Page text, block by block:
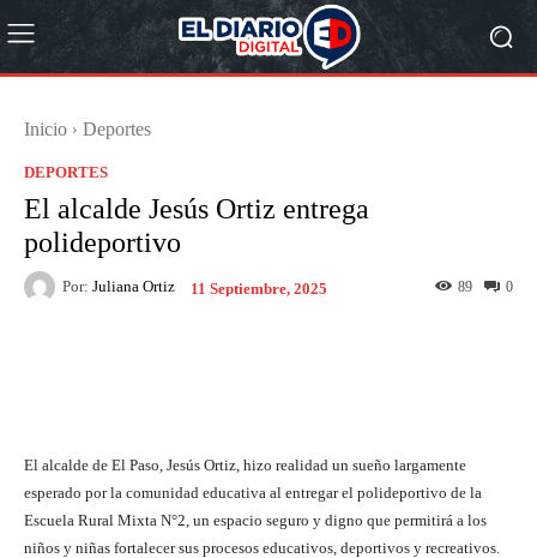
Inicio Deportes
DEPORTES
El alcalde Jesús Ortiz entrega
polideportivo
Por: Juliana Ortiz 11 Septiembre, 2025 0
89
El alcalde de El Paso, Jesús Ortiz, hizo realidad un sueño largamente
esperado por la comunidad educativa al entregar el polideportivo de la
Escuela Rural Mixta N°2, un espacio seguro y digno que permitirá a los
niños y niñas fortalecer sus procesos educativos, deportivos y recreativos.